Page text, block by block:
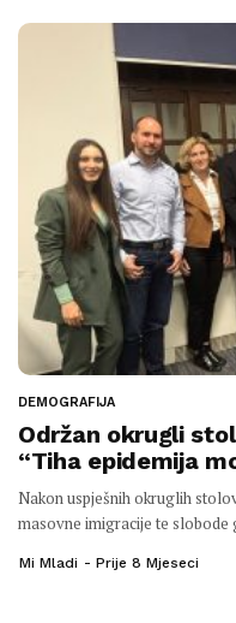
DEMOGRAFIJA
Održan okrugli
“Tiha epidemija
Nakon uspješnih okruglih
masovne imigracije te slobode
Mi Mladi Prije 8 Mjeseci